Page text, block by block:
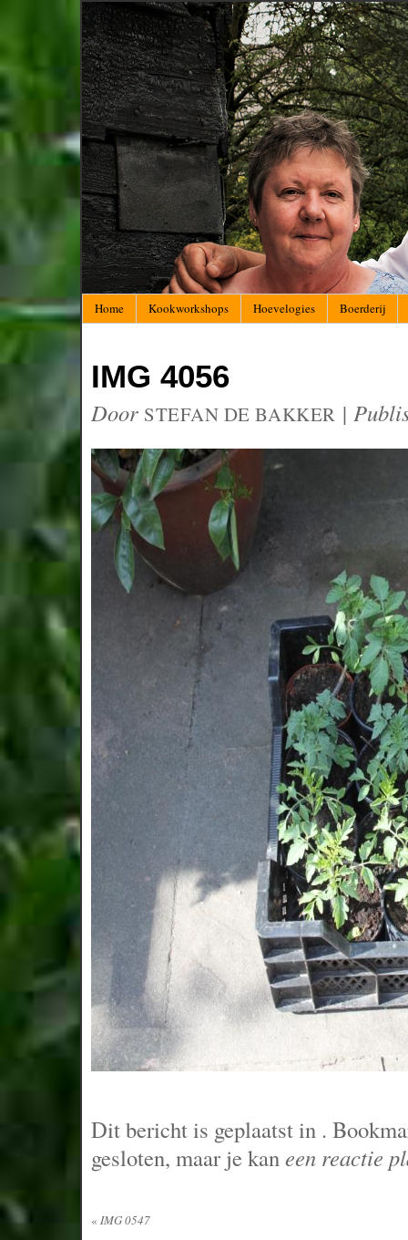
Home Kookworkshops Hoevelogies Boerderij
IMG 4056
Door STEFAN DE BAKKER |
Dit bericht is geplaatst in .
gesloten, maar je kaneen reactie
« IMG 0547